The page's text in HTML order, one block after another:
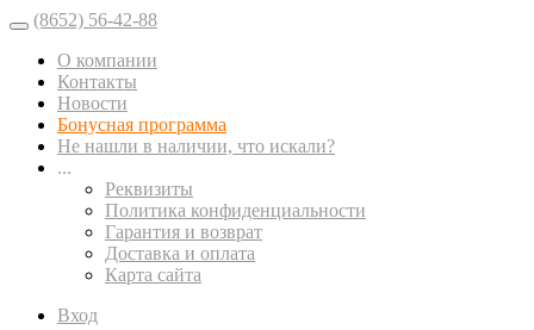
(8652) 56-42-88
О компании
Контакты
Новости
Бонусная программа
Не нашли в наличии, что искали?
...
Реквизиты
Политика конфиденциальности
Гарантия и возврат
Доставка и оплата
Карта сайта
Вход